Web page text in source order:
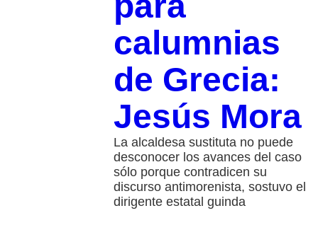
calumnias
de Grecia:
Jesús Mora
La alcaldesa sustituta no puede
desconocer los avances del caso
sólo porque contradicen su
discurso antimorenista, sostuvo el
dirigente estatal guinda